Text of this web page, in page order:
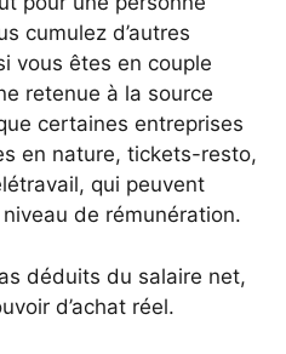
cumulez d’autres
vous êtes en couple
retenue à la source
certaines entreprises
en nature, tickets-resto,
qui peuvent
de rémunération.
déduits du salaire net,
d’achat réel.